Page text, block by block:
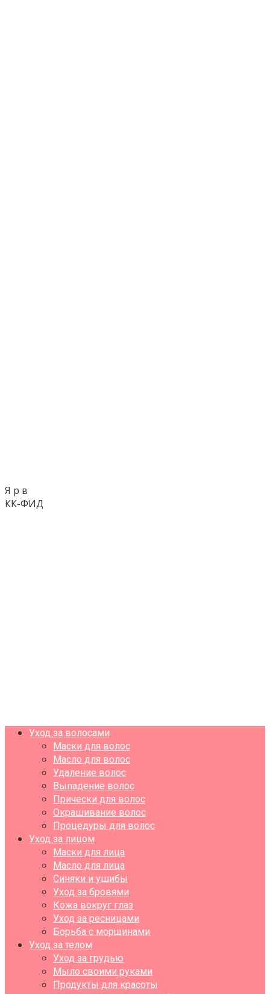
Я р в
КК-ФИД
Уход за волосами
Маски для волос
Масло для волос
Удаление волос
Выпадение волос
Прически для волос
Окрашивание волос
Процедуры для волос
Уход за лицом
Маски для лица
Масло для лица
Синяки и ушибы
Уход за бровями
Кожа вокруг глаз
Уход за ресницами
Борьба с морщинами
Уход за телом
Уход за грудью
Мыло своими руками
Продукты для красоты